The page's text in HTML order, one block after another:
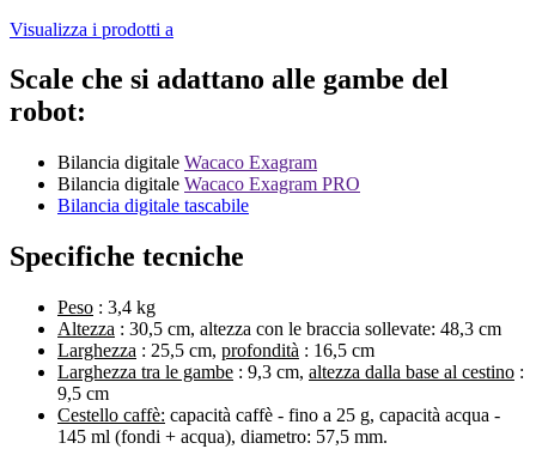
Visualizza i prodotti a
Scale che si adattano alle gambe del
robot:
Bilancia digitale Wacaco Exagram
Bilancia digitale Wacaco Exagram PRO
Bilancia digitale tascabile
Specifiche tecniche
Peso : 3,4 kg
Altezza : 30,5 cm, altezza con le braccia sollevate: 48,3 cm
Larghezza : 25,5 cm, profondità : 16,5 cm
Larghezza tra le gambe : 9,3 cm, altezza dalla base al cestino :
9,5 cm
Cestello caffè: capacità caffè - fino a 25 g, capacità acqua -
145 ml (fondi + acqua), diametro: 57,5 mm.